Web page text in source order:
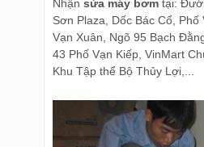
Nhận sửa máy bơm tại:
Sơn Plaza, Dốc Bác Cổ, Phố
Vạn Xuân, Ngõ 95 Bạch
43 Phố Vạn Kiếp, VinMart
Khu Tập thể Bộ Thủy Lợi,...